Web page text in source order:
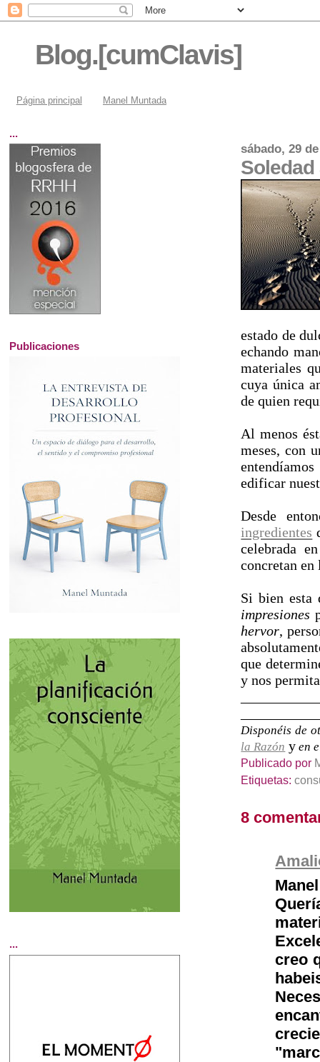
Blog.[cumClavis]
Página principal Manel Muntada
sábado, 29
estado de
echando
materiales
cuya única
de quien
Al menos
meses, con
edificar
Desde
ingredientes
celebrada
concretan
Si bien esta
impresiones
hervor,
que
y nos
Disponéis de
la Razón y en
Publicado por
Etiquetas:
8
creo
...
Publicaciones
...